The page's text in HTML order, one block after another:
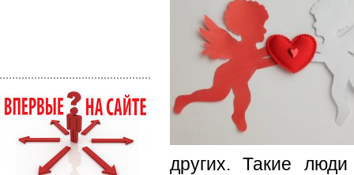
других. Такие